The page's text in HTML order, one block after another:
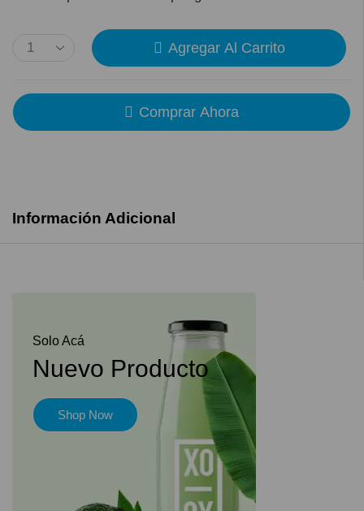
Agregar Al Carrito
Comprar Ahora
Información Adicional
Solo Acá
Nuevo Producto
Shop Now